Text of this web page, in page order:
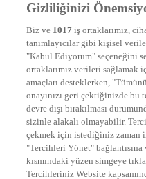
DYG Televizyonlar
STAR
EURO STAR
KRAL POP TV
DYG Radyolar
NTV RADYO
KRAL FM
KRAL POP
EKSEN
VOYAGE
DYG Dijital
ntv.com.tr
ntvspor.net
Gizliliğinizi
Biz ve 1017 iş ortaklarımız,
tanımlayıcılar gibi kişisel
"Kabul Ediyorum" seçeneğini
ortaklarımız verileri sağlamak
amaçları desteklerken,
onayınızı geri çektiğinizde bu
devre dışı bırakılması
sizinle alakalı olmayabilir.
çekmek için istediğiniz zaman
"Tercihleri Yönet" bağlantısına
kısmındaki yüzen simgeye
Tercihleriniz Website